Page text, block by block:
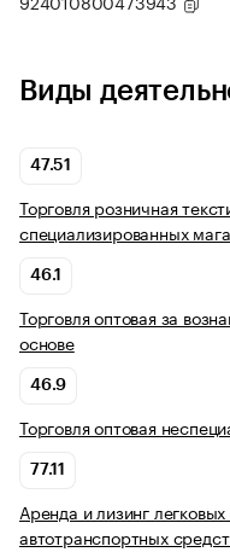
Виды
47.51
Торговля розничная
специализированных
46.1
Торговля оптовая за
основе
46.9
Торговля оптовая
77.11
Аренда и лизинг
автотранспортных